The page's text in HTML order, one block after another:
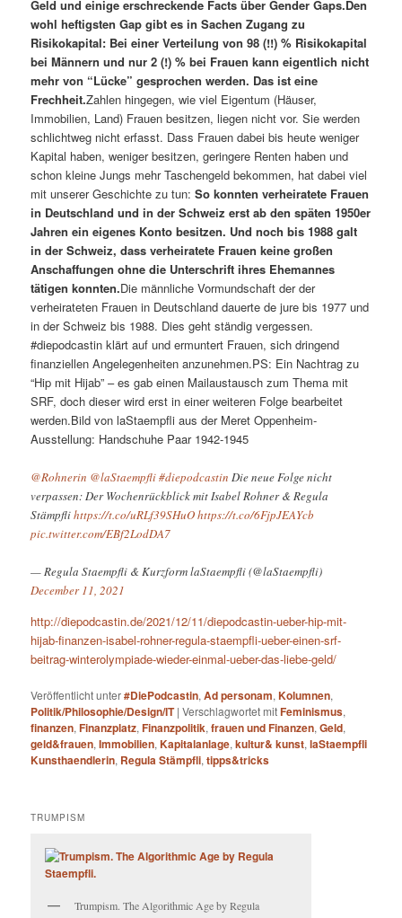
Geld und einige erschreckende Facts über Gender Gaps.Den
wohl heftigsten Gap gibt es in Sachen Zugang zu
Risikokapital: Bei einer Verteilung von 98 (!!) % Risikokapital
bei Männern und nur 2 (!) % bei Frauen kann eigentlich nicht
mehr von “Lücke” gesprochen werden. Das ist eine
Frechheit.Zahlen hingegen, wie viel Eigentum (Häuser,
Immobilien, Land) Frauen besitzen, liegen nicht vor. Sie werden
schlichtweg nicht erfasst. Dass Frauen dabei bis heute weniger
Kapital haben, weniger besitzen, geringere Renten haben und
schon kleine Jungs mehr Taschengeld bekommen, hat dabei viel
mit unserer Geschichte zu tun:So konnten verheiratete Frauen
in Deutschland und in der Schweiz erst ab den späten 1950er
Jahren ein eigenes Konto besitzen. Und noch bis 1988 galt
in der Schweiz, dass verheiratete Frauen keine großen
Anschaffungen ohne die Unterschrift ihres Ehemannes
tätigen konnten.Die männliche Vormundschaft der der
verheirateten Frauen in Deutschland dauerte de jure bis 1977 und
in der Schweiz bis 1988. Dies geht ständig vergessen.
#diepodcastin klärt auf und ermuntert Frauen, sich dringend
finanziellen Angelegenheiten anzunehmen.PS: Ein Nachtrag zu
“Hip mit Hijab” – es gab einen Mailaustausch zum Thema mit
SRF, doch dieser wird erst in einer weiteren Folge bearbeitet
werden.Bild von laStaempfli aus der Meret Oppenheim-
Ausstellung: Handschuhe Paar 1942-1945
@Rohnerin @laStaempfli#diepodcastin Die neue Folge nicht
verpassen: Der Wochenrückblick mit Isabel Rohner & Regula
Stämpflihttps://t.co/uRLf39SHuOhttps://t.co/6FjpJEAYcb
pic.twitter.com/EBf2LodDA7
— Regula Staempfli & Kurzform laStaempfli (@laStaempfli)
December 11, 2021
http://diepodcastin.de/2021/12/11/diepodcastin-ueber-hip-mit-
hijab-finanzen-isabel-rohner-regula-staempfli-ueber-einen-srf-
beitrag-winterolympiade-wieder-einmal-ueber-das-liebe-geld/
Veröffentlicht unter#DiePodcastin,Ad personam,Kolumnen,
Politik/Philosophie/Design/IT |Verschlagwortet mitFeminismus,
finanzen,Finanzplatz,Finanzpolitik,frauen und Finanzen,Geld,
geld&frauen,Immobilien,Kapitalanlage,kultur& kunst,laStaempfli
Kunsthaendlerin, Regula Stämpfli,tipps&tricks
TRUMPISM
Trumpism. The Algorithmic Age by Regula